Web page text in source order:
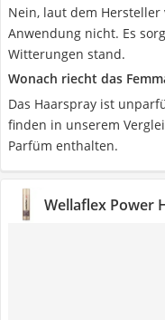
Nein, laut dem
Anwendung nicht. Es
Witterungen stand.
Wonach riecht das
Das Haarspray ist
finden in unserem
Parfüm enthalten.
Wellaflex Power